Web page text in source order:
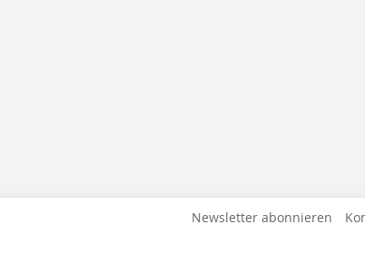
Newsletter abonnieren